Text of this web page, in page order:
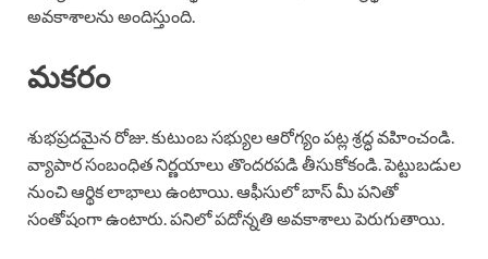
అవకాశాలను అందిస్తుంది.
మకరం
శుభప్రదమైన రోజు. కుటుంబ సభ్యుల ఆరోగ్యం పట్ల శ్రద్ధ వహించండి.
వ్యాపార సంబంధిత నిర్ణయాలు తొందరపడి తీసుకోకండి. పెట్టుబడుల
నుంచి ఆర్థిక లాభాలు ఉంటాయి. ఆఫీసులో బాస్ మీ పనితో
సంతోషంగా ఉంటారు. పనిలో పదోన్నతి అవకాశాలు పెరుగుతాయి.